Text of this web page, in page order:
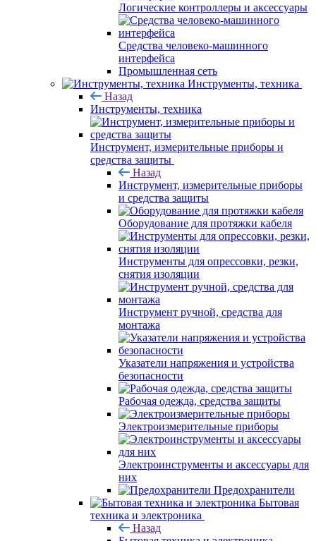
Логические контроллеры и аксессуары
Средства человеко-машинного
интерфейса
Промышленная сеть
Инструменты, техника
Назад
Инструменты, техника
Инструмент, измерительные приборы и
средства защиты
Назад
Инструмент, измерительные приборы
и средства защиты
Оборудование для протяжки кабеля
Инструменты для опрессовки, резки,
снятия изоляции
Инструмент ручной, средства для
монтажа
Указатели напряжения и устройства
безопасности
Рабочая одежда, средства защиты
Электроизмерительные приборы
Электроинструменты и аксессуары для
них
Предохранители
Бытовая
техника и электроника
Назад